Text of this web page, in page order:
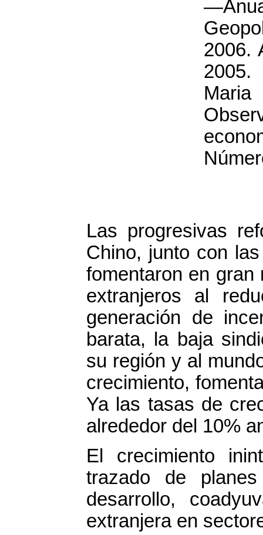
2006.
2005.
Las progresivas
Chino, junto con
fomentaron en gran
extranjeros al
generación de
barata, la baja
su región y al
crecimiento,
Ya las tasas de
alrededor del 10%
El crecimiento
trazado de
desarrollo,
extranjera en